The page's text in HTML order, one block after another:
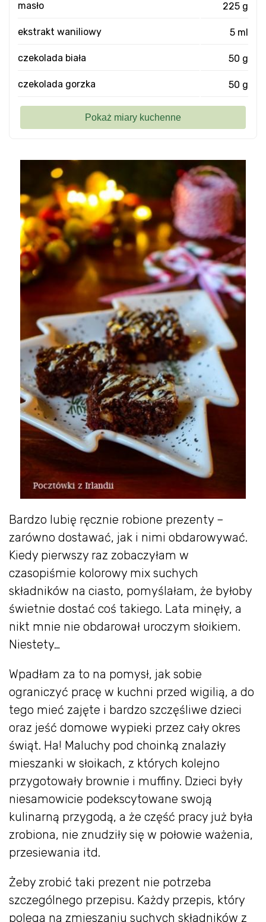
Bardzo lubię ręcznie robione prezenty –
zarówno dostawać, jak i nimi obdarowywać.
Kiedy pierwszy raz zobaczyłam w
czasopiśmie kolorowy mix suchych
składników na ciasto, pomyślałam, że byłoby
świetnie dostać coś takiego. Lata minęły, a
nikt mnie nie obdarował uroczym słoikiem.
Niestety…
Wpadłam za to na pomysł, jak sobie
ograniczyć pracę w kuchni przed wigilią, a do
tego mieć zajęte i bardzo szczęśliwe dzieci
oraz jeść domowe wypieki przez cały okres
świąt. Ha! Maluchy pod choinką znalazły
mieszanki w słoikach, z których kolejno
przygotowały brownie i muffiny. Dzieci były
niesamowicie podekscytowane swoją
kulinarną przygodą, a że część pracy już była
zrobiona, nie znudziły się w połowie ważenia,
przesiewania itd.
Żeby zrobić taki prezent nie potrzeba
szczególnego przepisu. Każdy przepis, który
polega na zmieszaniu suchych składników z
masło 225 g
ekstrakt waniliowy 5 ml
czekolada biała 50 g
czekolada gorzka 50 g